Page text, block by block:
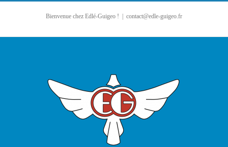
Bienvenue chez Edlé-Guigeo ! contact@edle-guigeo.fr